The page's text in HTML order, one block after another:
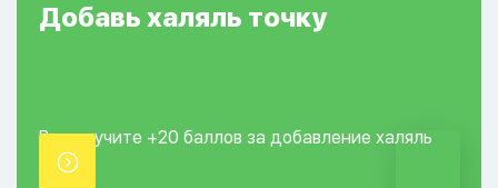
Добавь халяль точку
Вы получите +20 баллов за добавление халяль
точки.